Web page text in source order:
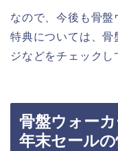
なので、今後も骨盤
特典については、骨
ジなどをチェック
骨盤ウォー
年末セールの